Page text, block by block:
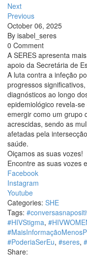
Next
Previous
October 06, 2025
By isabel_seres
0 Comment
A SERES apresenta
apoio da Secretária de
A luta contra a infeção
progressos
diagnósticos ao longo
epidemiológico revela-
emergir como um grupo
acrescidas, sendo as
afetadas pela
saúde.
Oiçamos as suas vozes!
Encontre as suas vozes
Facebook
Instagram
Youtube
Categories: SHE
Tags:
#HIVStigma,
#PoderiaSerEu, #seres,
Share: